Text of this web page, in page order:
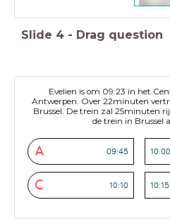
Slide 4 - Drag question
Evelien is om 09:23 in het
Antwerpen. Over 22minuten
Brussel. De trein zal 25minuten
de trein in Brussel
A 09:45 10:00
C 10:10 10:15